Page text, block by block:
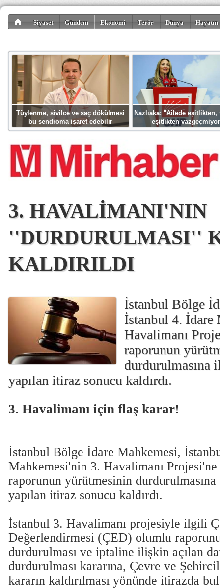
Siyaset Gündem Ekonomi Terör Dünya
Tüylenme, sivilce ve saç dökülmesi
bu sendroma işaret edebilir
Nazlıaka: ''Ailede eşitlikten,
eşitlikten
3. HAVALİMANI'NIN
''DURDURULMASI''
KALDIRILDI
İstanbul Bölge
İstanbul 4. İdare
Havalimanı
raporunun
durdurulmasına
yapılan itiraz sonucu kaldırdı.
3. Havalimanı için flaş karar!
İstanbul Bölge İdare Mahkemesi,
Mahkemesi'nin 3. Havalimanı
raporunun yürütmesinin durdurulmasına
yapılan itiraz sonucu kaldırdı.
İstanbul 3. Havalimanı projesiyle ilgili
Değerlendirmesi (ÇED) olumlu
durdurulması ve iptaline ilişkin açılan
durdurulması kararına, Çevre ve
kararın kaldırılması yönünde itirazda